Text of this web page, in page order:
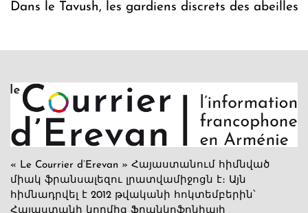
Dans le Tavush, les gardiens discrets des abeilles
« Le Courrier d’Erevan » Հայաստանում հիմնված
միակ ֆրանսալեզու լրատվամիջոցն է։ Այն
հիմնադրվել է 2012 թվականի հոկտեմբերին՝
Հայաստանի կողմից Ֆրանկոֆոնիայի